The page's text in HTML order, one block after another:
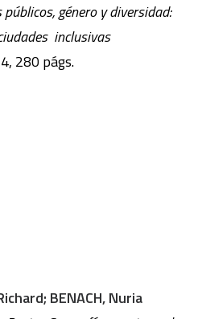
públicos, género y diversidad:
inclusivas
280 págs.
BENACH, Nuria